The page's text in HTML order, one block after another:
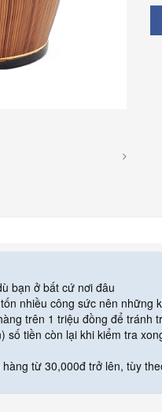
bạn ở bất cứ nơi đâu
nhiều công sức nên những
trên 1 triệu đồng để tránh
số tiền còn lại khi kiểm tra
từ 30,000đ trở lên, tùy